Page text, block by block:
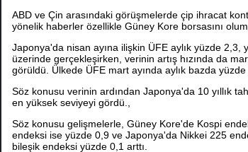
ABD ve Çin arasındaki görüşmelerde çip ihracat
yönelik haberler özellikle Güney Kore borsasını
Japonya'da nisan ayına ilişkin ÜFE aylık yüzde 2,3,
üzerinde gerçekleşirken, verinin artış hızında da
görüldü. Ülkede ÜFE mart ayında aylık bazda yüzde
Söz konusu verinin ardından Japonya'da 10 yıllık
en yüksek seviyeyi gördü.,
Söz konusu gelişmelerle, Güney Kore'de Kospi
endeksi ise yüzde 0,9 ve Japonya'da Nikkei 225
bileşik endeksi yüzde 0,1 arttı.